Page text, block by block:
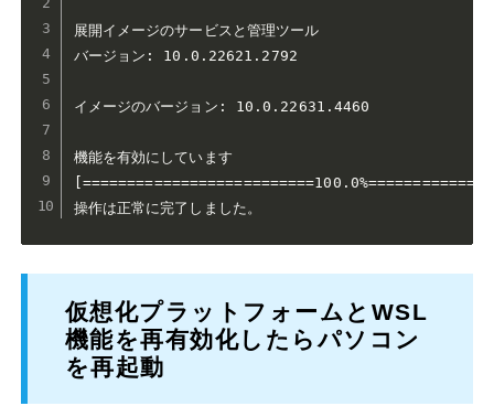
展開イメージのサービスと管理ツール
バージョン: 10.0.22621.2792
イメージのバージョン: 10.0.22631.4460
機能を有効にしています
操作は正常に完了しました。
仮想化プラットフォームとWSL
機能を再有効化したらパソコン
を再起動